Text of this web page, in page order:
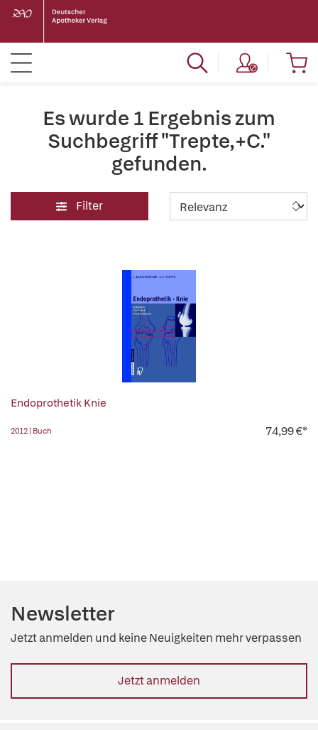
Es wurde 1 Ergebnis zum
Suchbegriff "Trepte,+C."
gefunden.
Filter
Endoprothetik Knie
2012 | Buch 74,99 €*
Newsletter
Jetzt anmelden und keine Neuigkeiten mehr verpassen
Jetzt anmelden